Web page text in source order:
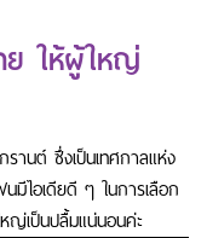
ย ให้ผู้ใหญ่
านต์ ซึ่งเป็นเทศกาลแห่ง
ไอเดียดี ๆ ในการเลือก
เป็นปลื้มแน่นอนค่ะ